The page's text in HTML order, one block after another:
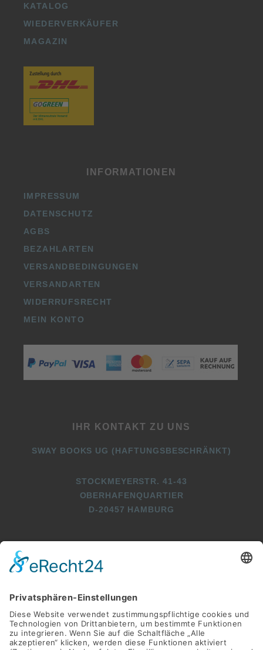
KATALOG
WIEDERVERKÄUFER
MAGAZIN
INFORMATIONEN
IMPRESSUM
DATENSCHUTZ
AGBS
BEZAHLARTEN
VERSANDBEDINGUNGEN
VERSANDARTEN
WIDERRUFSRECHT
MEIN KONTO
IHR KONTAKT ZU UNS
SWAY BOOKS UG (HAFTUNGSBESCHRÄNKT)
STOCKMEYERSTR. 41-43
OBERHAFENQUARTIER
D-20457 HAMBURG
+49 (0)40 2716369 9
INFO@SWAY-BOOKS.DE
      